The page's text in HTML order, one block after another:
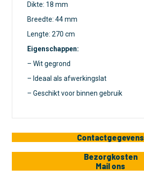
Dikte: 18 mm
Breedte: 44 mm
Lengte: 270 cm
Eigenschappen:
– Wit gegrond
– Ideaal als afwerkingslat
– Geschikt voor binnen gebruik
Contactgegevens
Bezorgkosten
Mail ons